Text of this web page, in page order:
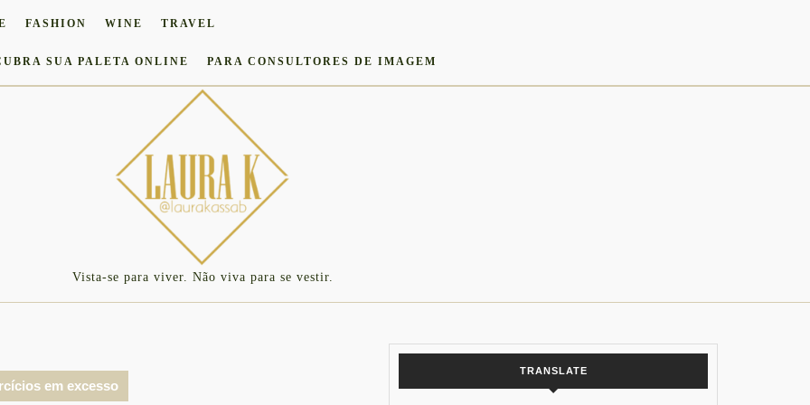
FASHION WINE TRAVEL
SUA PALETA ONLINE PARA CONSULTORES DE IMAGEM
Vista-se para viver. Não viva para se vestir.
em excesso
TRANSLATE